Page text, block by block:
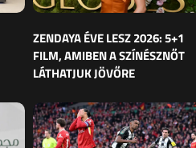
ZENDAYA ÉVE LESZ 2026: 5+1
FILM, AMIBEN A SZÍNÉSZNŐT
LÁTHATJUK JÖVŐRE